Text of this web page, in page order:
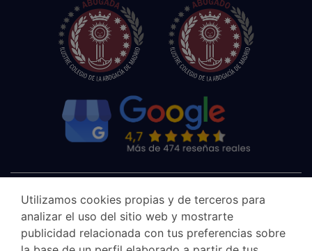
Utilizamos cookies propias y de terceros para
analizar el uso del sitio web y mostrarte
publicidad relacionada con tus preferencias sobre